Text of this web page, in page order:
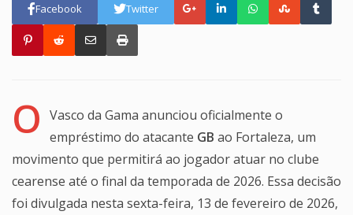
Facebook Twitter
O Vasco da Gama anunciou oficialmente o
empréstimo do atacante GB ao Fortaleza, um
movimento que permitirá ao jogador atuar no clube
cearense até o final da temporada de 2026. Essa decisão
foi divulgada nesta sexta-feira, 13 de fevereiro de 2026,